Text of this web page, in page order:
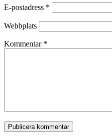
E-postadress *
Webbplats
Kommentar *